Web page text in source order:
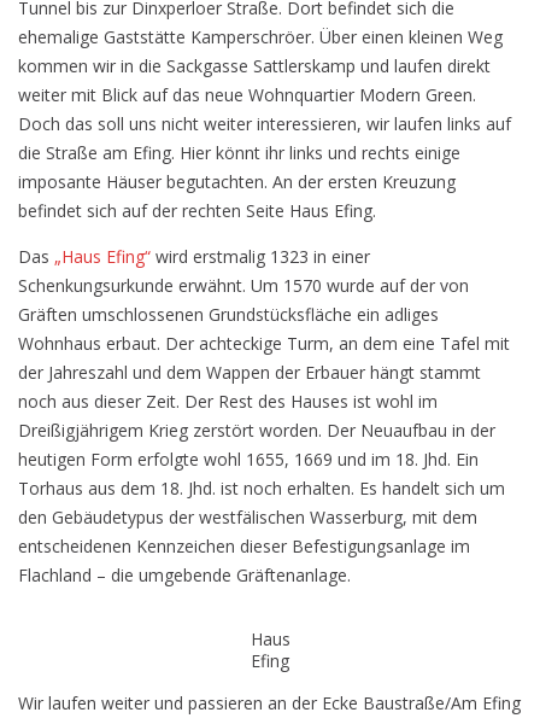
Tunnel bis zur Dinxperloer Straße. Dort befindet sich die
ehemalige Gaststätte Kamperschröer. Über einen kleinen Weg
kommen wir in die Sackgasse Sattlerskamp und laufen direkt
weiter mit Blick auf das neue Wohnquartier Modern Green.
Doch das soll uns nicht weiter interessieren, wir laufen links auf
die Straße am Efing. Hier könnt ihr links und rechts einige
imposante Häuser begutachten. An der ersten Kreuzung
befindet sich auf der rechten Seite Haus Efing.
Das „Haus Efing“ wird erstmalig 1323 in einer
Schenkungsurkunde erwähnt. Um 1570 wurde auf der von
Gräften umschlossenen Grundstücksfläche ein adliges
Wohnhaus erbaut. Der achteckige Turm, an dem eine Tafel mit
der Jahreszahl und dem Wappen der Erbauer hängt stammt
noch aus dieser Zeit. Der Rest des Hauses ist wohl im
Dreißigjährigem Krieg zerstört worden. Der Neuaufbau in der
heutigen Form erfolgte wohl 1655, 1669 und im 18. Jhd. Ein
Torhaus aus dem 18. Jhd. ist noch erhalten. Es handelt sich um
den Gebäudetypus der westfälischen Wasserburg, mit dem
entscheidenen Kennzeichen dieser Befestigungsanlage im
Flachland – die umgebende Gräftenanlage.
Haus
Efing
Wir laufen weiter und passieren an der Ecke Baustraße/Am Efing